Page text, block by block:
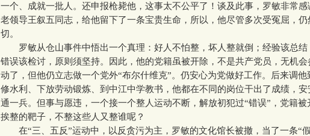
一个、成就一批人。还申报枪毙他，这事太不公平了！谈及此事，罗敏非常感
老领导王叙五同志，给他留下了一条宝贵生命，所以，他尽管多次受冤屈，
切。
罗敏从仓山事件中悟出一个真理：好人不怕整，坏人整就倒；经验该总结
错误该检讨，原则须坚持。因此，他的党籍虽被开除，不是共产党员，无机
动了，但他仍立志做一个党外“布尔什维克”。仍安心为党做好工作。后来调
修水利、下放劳动锻炼、到中江中学教书，他都在不同的岗位干出了成绩，
通一兵。但事与愿违，一个接一个整人运动不断，解放初犯过“错误”，党籍被
挨整的靶子，不整这些人又整谁呢？
在“三、五反”运动中，以反贪污为主，罗敏的文化馆长被撤，当了一条“